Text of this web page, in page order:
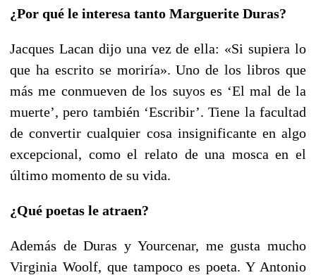
¿Por qué le interesa tanto Marguerite Duras?
Jacques Lacan dijo una vez de ella: «Si supiera lo
que ha escrito se moriría». Uno de los libros que
más me conmueven de los suyos es ‘El mal de la
muerte’, pero también ‘Escribir’. Tiene la facultad
de convertir cualquier cosa insignificante en algo
excepcional, como el relato de una mosca en el
último momento de su vida.
¿Qué poetas le atraen?
Además de Duras y Yourcenar, me gusta mucho
Virginia Woolf, que tampoco es poeta. Y Antonio